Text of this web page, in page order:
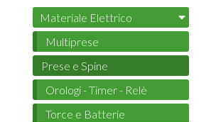
Materiale Elettrico
Multiprese
Prese e Spine
Orologi - Timer - Relè
Torce e Batterie